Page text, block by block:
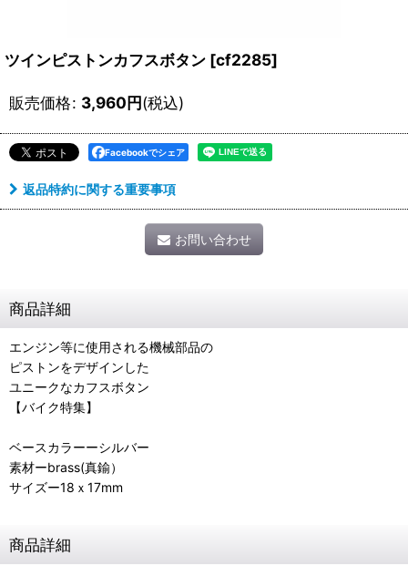
ツインピストンカフスボタン [cf2285]
販売価格: 3,960円(税込)
Facebookでシェア
返品特約に関する重要事項
お問い合わせ
商品詳細
エンジン等に使用される機械部品の
ピストンをデザインした
ユニークなカフスボタン
【バイク特集】
ベースカラーーシルバー
素材ーbrass(真鍮）
サイズー18ｘ17mm
商品詳細